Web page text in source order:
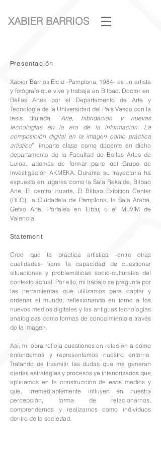
XABIER BARRIOS
Presentación
Xabier Barrios Elcid -Pamplona, 1984- es un artista
y fotógrafo que vive y trabaja en Bilbao. Doctor en
Bellas Artes por el Departamento de Arte y
Tecnología de la Universidad del País Vasco con la
tesis titulada “Arte, hibridación y nuevas
tecnologías en la era de la información. La
composición digital en la imagen como práctica
artística”, imparte clase como docente en dicho
departamento de la Facultad de Bellas Artes de
Leioa, además de formar parte del Grupo de
Investigación AKMEKA. Durante su trayectoria ha
expuesto en lugares como la Sala Rekalde, Bilbao
Arte, El centro Huarte, El Bilbao Exibition Center
(BEC), la Ciudadela de Pamplona, la Sala Araba,
Getxo Arte, Portalea en Eibar, o el MuVIM de
Valencia.
Statement
Creo que la práctica artística -entre otras
cualidades- tiene la capacidad de cuestionar
situaciones y problemáticas socio-culturales del
contexto actual. Por ello, mi trabajo se pregunta por
las herramientas que utilizamos para captar y
ordenar el mundo, reflexionando en torno a los
nuevos medios digitales y las antiguas tecnologías
analógicas como formas de conocimiento a través
de la imagen.
Así, mi obra refleja cuestiones en relación a cómo
entendemos y representamos nuestro entorno.
Tratando de trasmitir, las dudas que me generan
ciertas estrategias y procesos ya interiorizados que
aplicamos en la construcción de esos medios y
que, irremediablemente influyen en nuestra
percepción, forma de relacionarnos,
comprendernos y realizarnos como individuos
dentro de la sociedad.